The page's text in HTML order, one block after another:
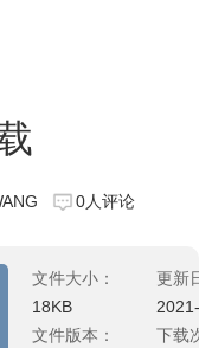
0人评论
文件大小：
18KB
文件版本：
更新日
2021-
下载次